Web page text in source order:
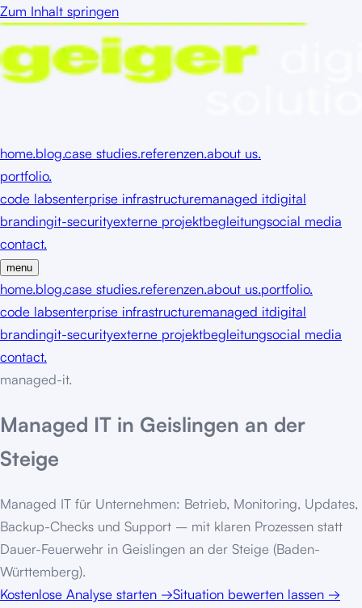
Zum Inhalt springen
home.blog.case studies.referenzen.about us.
portfolio.
code labsenterprise infrastructuremanaged itdigital
brandingit-securityexterne projektbegleitungsocial media
contact.
menu
home.blog.case studies.referenzen.about us.portfolio.
code labsenterprise infrastructuremanaged itdigital
brandingit-securityexterne projektbegleitungsocial media
contact.
managed-it.
Managed IT in Geislingen an der
Steige
Managed IT für Unternehmen: Betrieb, Monitoring, Updates,
Backup-Checks und Support – mit klaren Prozessen statt
Dauer-Feuerwehr in Geislingen an der Steige (Baden-
Württemberg).
Kostenlose Analyse starten →Situation bewerten lassen →